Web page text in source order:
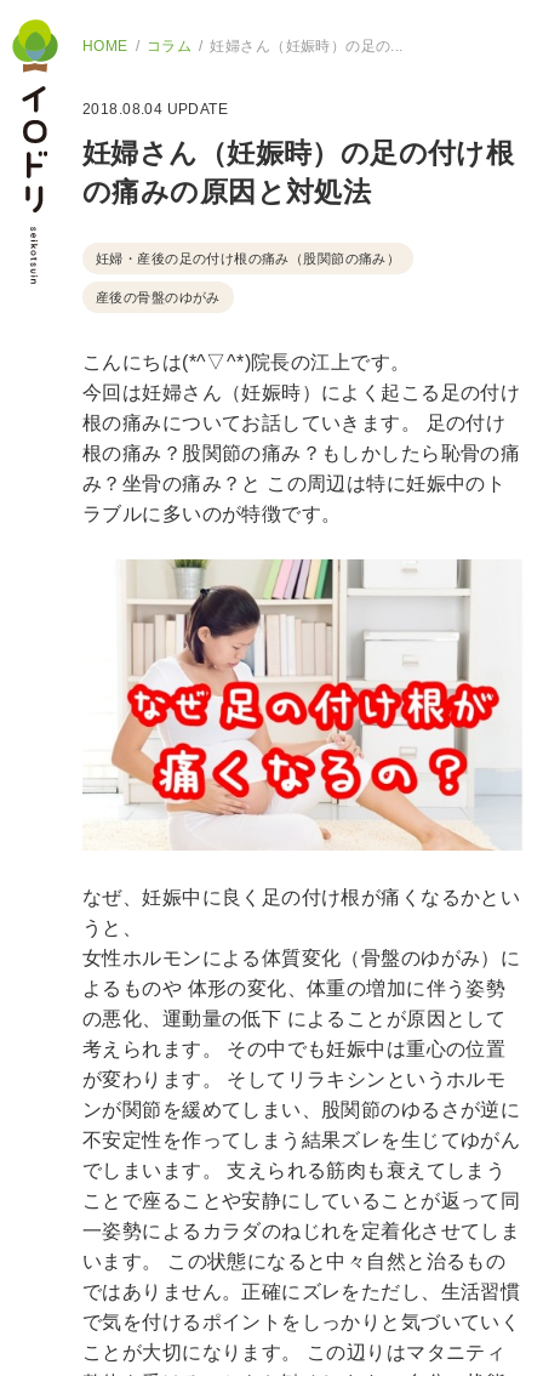
HOME コラム 妊婦さん（妊娠時）の足の...
2018.08.04 UPDATE
妊婦さん（妊娠時）の足の付け根
の痛みの原因と対処法
妊婦・産後の足の付け根の痛み（股関節の痛み）
産後の骨盤のゆがみ
こんにちは(*^▽^*)院長の江上です。
今回は妊婦さん（妊娠時）によく起こる足の付け
根の痛みについてお話していきます。
足の付け
根の痛み？股関節の痛み？もしかしたら恥骨の痛
み？坐骨の痛み？と この周辺は特に妊娠中のト
ラブルに多いのが特徴です。
なぜ、妊娠中に良く足の付け根が痛くなるかとい
うと、
女性ホルモンによる体質変化（骨盤のゆがみ）に
よるものや 体形の変化、体重の増加に伴う姿勢
の悪化、運動量の低下 によることが原因として
考えられます。
その中でも妊娠中は重心の位置
が変わります。
そしてリラキシンというホルモ
ンが関節を緩めてしまい、股関節のゆるさが逆に
不安定性を作ってしまう結果ズレを生じてゆがん
でしまいます。
支えられる筋肉も衰えてしまう
ことで座ることや安静にしていることが返って同
一姿勢によるカラダのねじれを定着化させてしま
います。
この状態になると中々自然と治るもの
ではありません。正確にズレをただし、生活習慣
で気を付けるポイントをしっかりと気づいていく
ことが大切になります。
この辺りはマタニティ